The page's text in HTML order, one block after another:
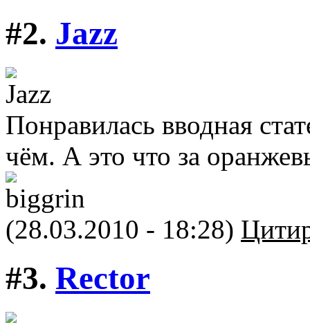
#2. Jazz
Понравилась вводная
чём. А это что за
(28.03.2010 - 18:28)
#3. Rector